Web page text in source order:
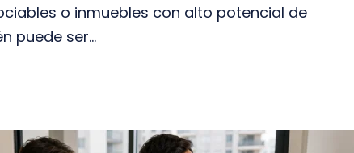
o inmuebles con alto potencial de
puede ser...